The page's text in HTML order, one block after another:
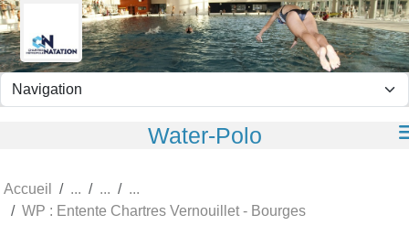
Water-Polo
Accueil
WP : Entente Chartres Vernouillet - Bourges
Panneau de gestion des cookies